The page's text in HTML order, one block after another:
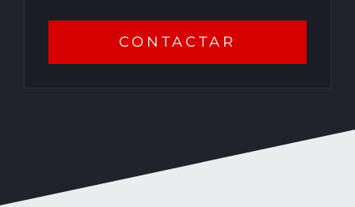
CONTACTAR